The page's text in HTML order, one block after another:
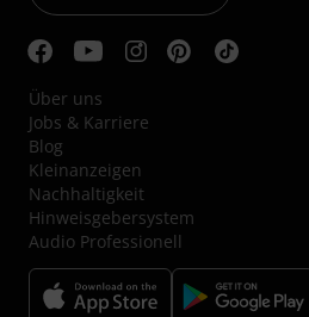
Über uns
Jobs & Karriere
Blog
Kleinanzeigen
Nachhaltigkeit
Hinweisgebersystem
Audio Professionell